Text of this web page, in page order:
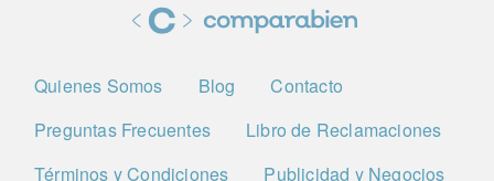
Quienes Somos Blog
Contacto
Preguntas Frecuentes
Libro de Reclamaciones
Términos y Condiciones
Publicidad y Negocios